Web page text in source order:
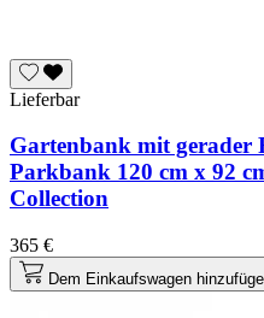
Lieferbar
Gartenbank mit gerader
Parkbank 120 cm x 92
Collection
365 €
Dem Einkaufswagen